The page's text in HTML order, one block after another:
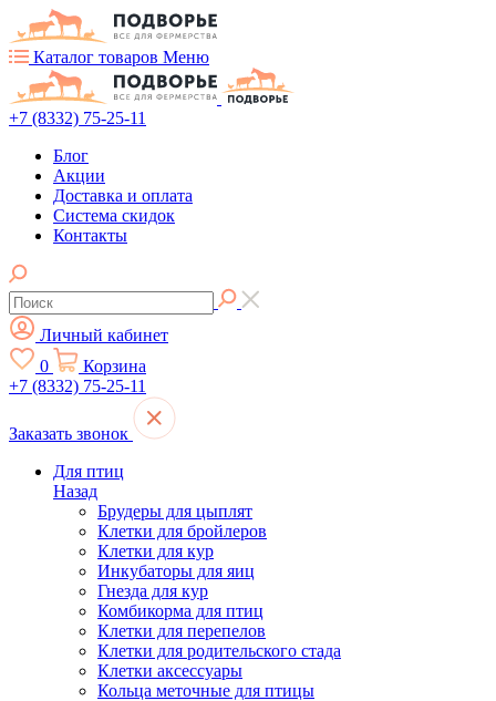
Каталог товаров Меню
+7 (8332) 75-25-11
Блог
Акции
Доставка и оплата
Система скидок
Контакты
Личный кабинет
0
Корзина
+7 (8332) 75-25-11
Заказать звонок
Для птиц
Назад
Брудеры для цыплят
Клетки для бройлеров
Клетки для кур
Инкубаторы для яиц
Гнезда для кур
Комбикорма для птиц
Клетки для перепелов
Клетки для родительского стада
Клетки аксессуары
Кольца меточные для птицы